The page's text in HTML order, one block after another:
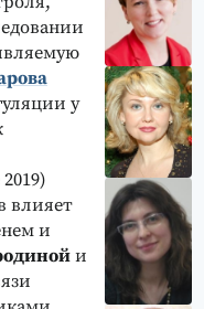
у
влияет
и
и